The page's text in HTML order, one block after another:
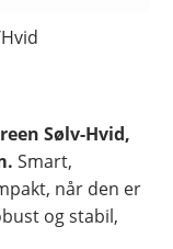
Sølv-Hvid,
Smart,
når den er
og stabil,